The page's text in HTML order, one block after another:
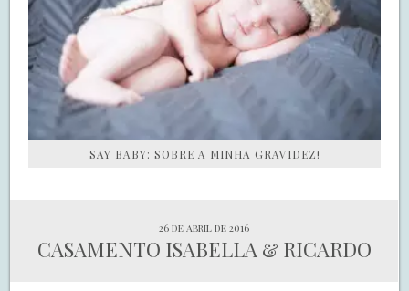
SAY BABY: SOBRE A MINHA GRAVIDEZ!
26 de abril de 2016
CASAMENTO ISABELLA & RICARDO